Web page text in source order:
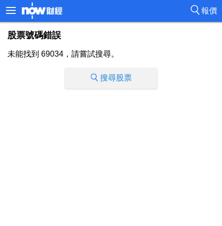
報價
股票號碼錯誤
未能找到 69034，請嘗試搜尋。
搜尋股票